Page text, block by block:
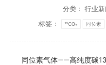
分类： 行业新
标签：
¹³CO₂ 同位素
同位素气体——高纯度碳13